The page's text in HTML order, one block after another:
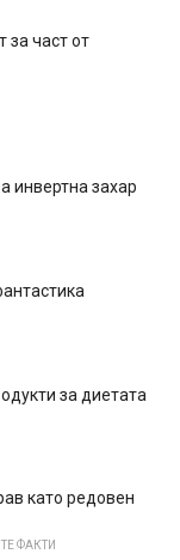
за част от
инвертна захар
за диетата
като редовен
ФАКТИ